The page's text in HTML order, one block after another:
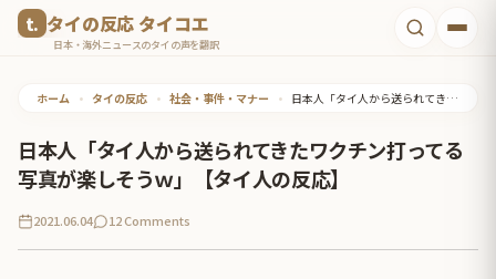
タイの反応 タイコエ
日本・海外ニュースのタイの声を翻訳
ホーム • タイの反応 • 社会・事件・マナー • 日本人「タイ人から送られてきたワクチン打ってる写真が楽しそうｗ」【タイ人の反応】
日本人「タイ人から送られてきたワクチン打ってる
写真が楽しそうｗ」【タイ人の反応】
2021.06.04 12 Comments